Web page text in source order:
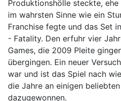
Produktionshölle steckte,
im wahrsten Sinne wie ein
Franchise fegte und das Set
- Fatality. Den erfuhr vier
Games, die 2009 Pleite
übergingen. Ein neuer
war und ist das Spiel nach
die Jahre an einigen
dazugewonnen.